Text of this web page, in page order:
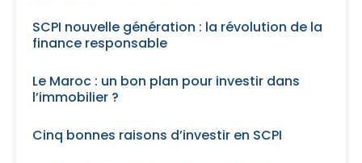
SCPI nouvelle génération : la révolution de la
finance responsable
Le Maroc : un bon plan pour investir dans
l’immobilier ?
Cinq bonnes raisons d’investir en SCPI